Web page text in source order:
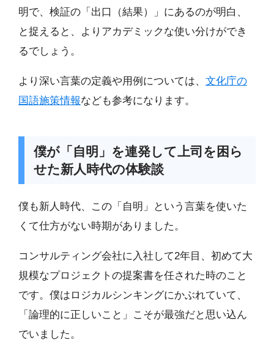
明で、検証の「出口（結果）」にあるのが明白、
と捉えると、よりアカデミックな使い分けができ
るでしょう。
より深い言葉の定義や用例については、 文化庁の
国語施策情報なども参考になります。
僕が「自明」を連発して上司を困ら
せた新人時代の体験談
僕も新人時代、この「自明」という言葉を使いた
くて仕方がない時期がありました。
コンサルティング会社に入社して2年目、初めて大
規模なプロジェクトの提案書を任された時のこと
です。僕はロジカルシンキングにかぶれていて、
「論理的に正しいこと」こそが最強だと思い込ん
でいました。